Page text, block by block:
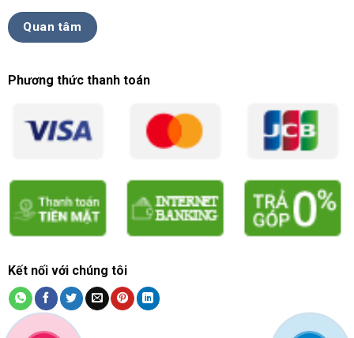
Quan tâm
Phương thức thanh toán
Kết nối với chúng tôi